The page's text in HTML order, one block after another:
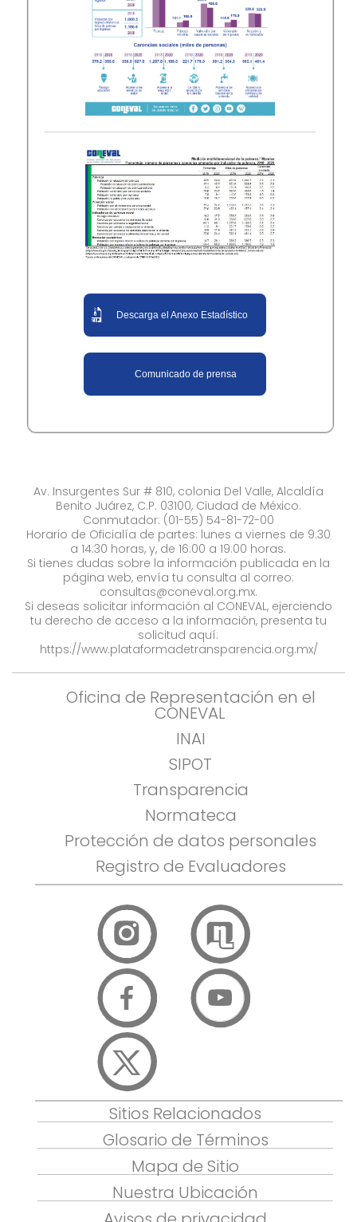
Descarga el Anexo Estadístico
Comunicado de prensa
Av. Insurgentes Sur # 810, colonia Del Valle, Alcaldía
Benito Juárez, C.P. 03100, Ciudad de México.
Conmutador: (01-55) 54-81-72-00
Horario de Oficialía de partes: lunes a viernes de 9:30
a 14:30 horas, y, de 16:00 a 19:00 horas.
Si tienes dudas sobre la información publicada en la
página web, envía tu consulta al correo:
consultas@coneval.org.mx.
Si deseas solicitar información al CONEVAL, ejerciendo
tu derecho de acceso a la información, presenta tu
solicitud aquí:
https://www.plataformadetransparencia.org.mx/
Oficina de Representación en el
CONEVAL
INAI
SIPOT
Transparencia
Normateca
Protección de datos personales
Registro de Evaluadores
Sitios Relacionados
Glosario de Términos
Mapa de Sitio
Nuestra Ubicación